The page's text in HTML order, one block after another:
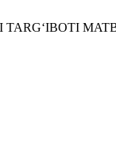
TARG‘IBOTI